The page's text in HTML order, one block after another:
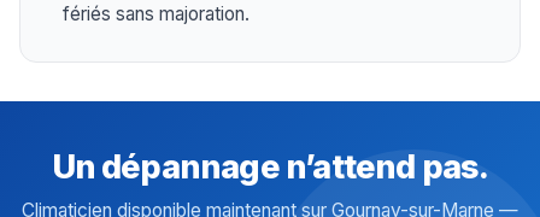
fériés sans majoration.
Un dépannage n’attend pas.
Climaticien disponible maintenant sur Gournay-sur-Marne —